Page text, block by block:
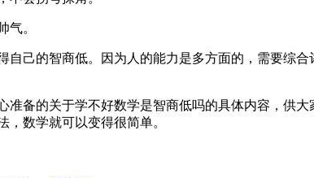
气。
自己的智商低。因为人的能力是多方面的，需要综
准备的关于学不好数学是智商低吗的具体内容，供
，数学就可以变得很简单。